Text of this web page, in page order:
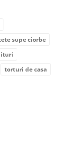
supe ciorbe
torturi de casa